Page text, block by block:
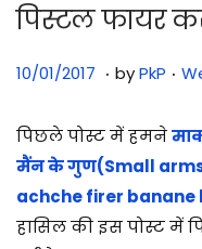
पिस्टल फायर
Posted on
10/01/2017 3
/
0
7
/
. byPkP .
पिछले पोस्ट में हमने
मैंन के गुण(Small
achche firer banane
हासिल की इस पोस्ट में